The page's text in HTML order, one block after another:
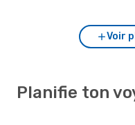
Voir
Planifie ton